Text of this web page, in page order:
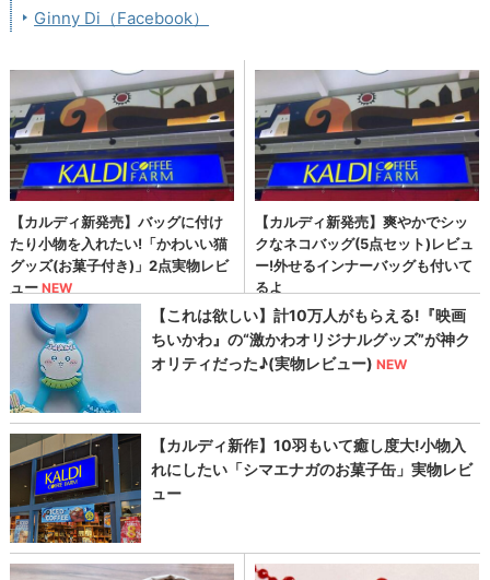
Ginny Di（Facebook）